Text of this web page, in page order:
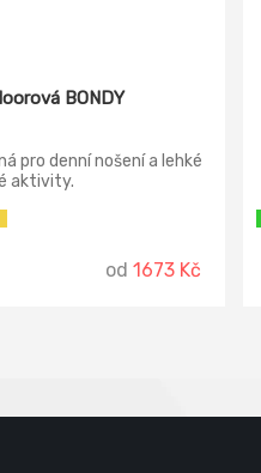
BONDY
pro denní nošení a lehké
aktivity.
od 1673 Kč